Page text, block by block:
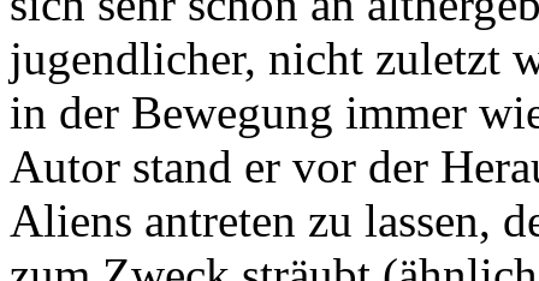
jugendlicher, nicht zuletzt
in der Bewegung immer
Autor stand er vor der
Aliens antreten zu lassen,